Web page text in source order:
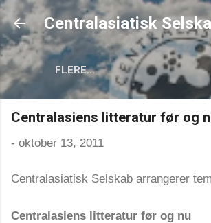
Gå videre til
Centralasiatisk
FLERE…
Centralasiens litteratur før og
- oktober 13, 2011
Centralasiatisk Selskab arrangerer
Centralasiens litteratur før og nu